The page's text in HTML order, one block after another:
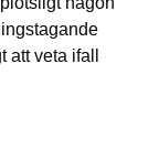
veta ifall